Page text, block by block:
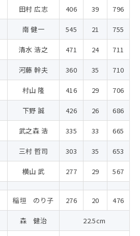
田村 広志 406 39 796
南 健一 545 21 755
清水 浩之 471 24 711
河藤 幹夫 360 35 710
村山 隆 416 29 706
下野 誠 426 26 686
武之森 浩 335 33 665
三村 哲司 303 35 653
横山 武 277 29 567
稲垣 のり子 276 20 476
森 健治 22.5cm